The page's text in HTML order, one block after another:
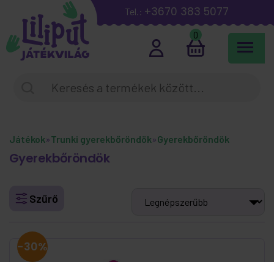
Tel.: +3670 383 5077
0
Játékok»Trunki gyerekbőröndök»Gyerekbőröndök
Gyerekbőröndök
Szűrő
-30%